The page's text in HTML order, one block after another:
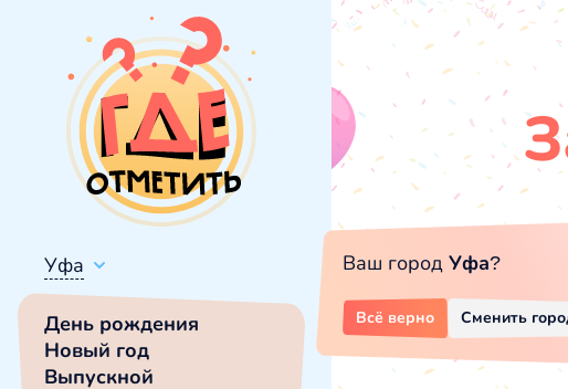
Уфа
День рождения
Новый год
Выпускной
Ваш город Уфа?
Всё верно Сменить